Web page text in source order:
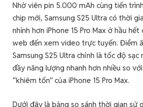
Nhờ viên pin 5.000 mAh cùng tiến
chip mới, Samsung S25 Ultra có thời
nhỉnh hơn iPhone 15 Pro Max ở hầu
web đến xem video trực tuyến. Điểm
Samsung S25 Ultra chính là tốc độ sạc
đầy năng lượng nhanh hơn nhiều so
“khiêm tốn” của iPhone 15 Pro Max.
Dưới đây là bảng so sánh thời gian sử